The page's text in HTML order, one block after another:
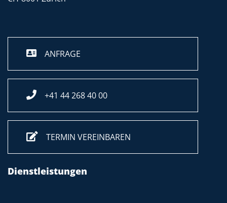
ANFRAGE
+41 44 268 40 00
TERMIN VEREINBAREN
Dienstleistungen